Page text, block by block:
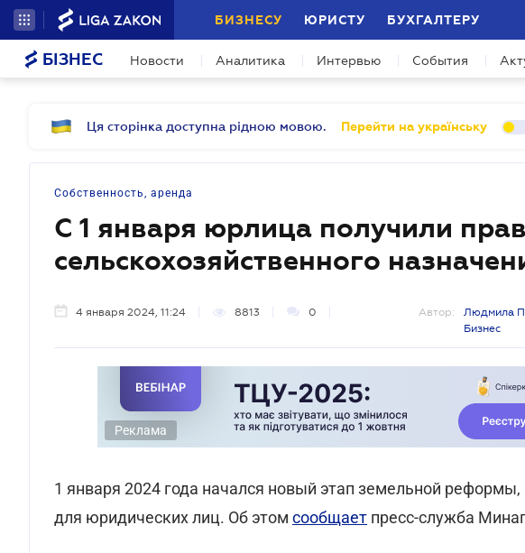
БИЗНЕСУ ЮРИСТУ БУХГАЛТЕРУ
БІЗНЕС Новости Аналитика Интервью События
Ця сторінка доступна рідною мовою. Перейти на українську
Собственность, аренда
С 1 января юрлица получили
сельскохозяйственного
4 января 2024, 11:24 8813 0 Автор:
Людмила
Бизнес
Реклама
1 января 2024 года начался новый этап земельной
для юридических лиц. Об этом сообщает пресс-служба